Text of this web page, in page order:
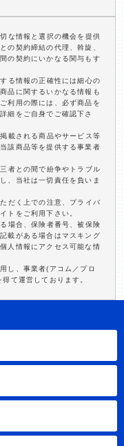
な情報と選択の機会を提供
の契約締結の代理、斡旋、
の契約にいかなる関与もす
る情報の正確性には細心の
品に関するいかなる情報も
利用の際には、必ず商品を
細をご自身でご確認下さ
載される商品やサービス等
該商品等を提供する事業者
者との間で紛争やトラブル
、当社は一切責任を負いま
だく上での注意、プライバ
トをご利用下さい。
場合、保険者番号、被保険
載がある場合はマスキング
人情報にアクセス可能な情
し、事業者(アコム／プロ
て運営しております。